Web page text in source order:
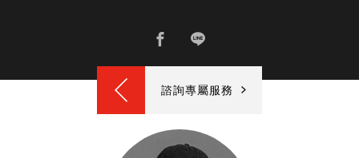
諮詢專屬服務